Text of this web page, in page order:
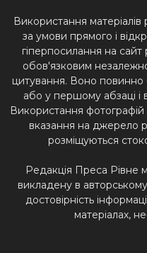
Використання
за умови прямого і
гіперпосилання на сайт
обов'язковим
цитування. Воно повинно
або у першому абзаці і
Використання фотографій
вказання на джерело
розміщуються
Редакція Преса Рівне
викладену в авторському
достовірність
матеріалах,